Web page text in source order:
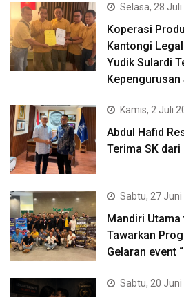
Selasa, 28 Juli
Koperasi
Kantongi
Yudik Sulardi
Kepengurusan
Kamis, 2 Juli
Abdul Hafid
Terima SK
Sabtu, 27 Juni
Mandiri
Tawarkan
Gelaran event
Sabtu, 20 Juni